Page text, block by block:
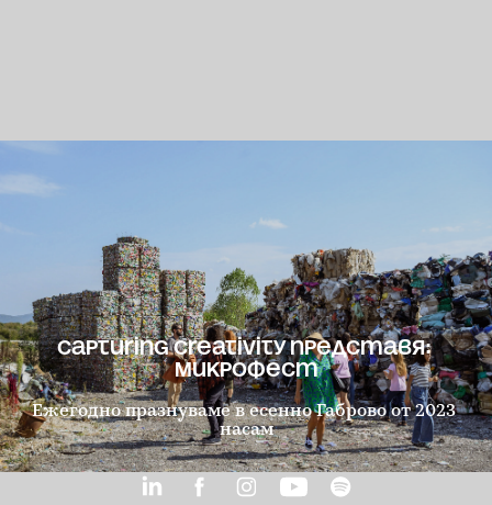
Capturing Creativity представя:
Микрофест
Ежегодно празнуваме в есенно Габрово от 2023
насам